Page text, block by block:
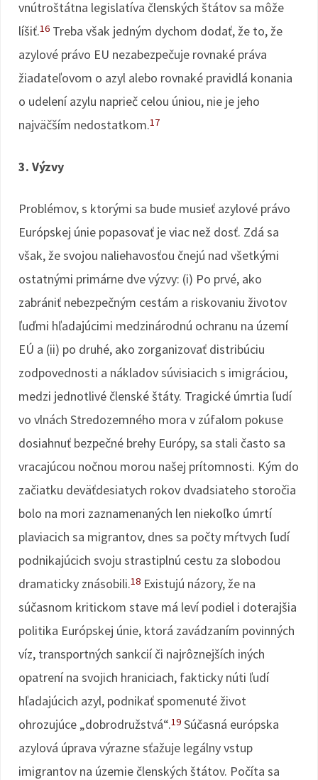
vnútroštátna legislatíva členských štátov sa môže
líšiť.16 Treba však jedným dychom dodať, že to, že
azylové právo EU nezabezpečuje rovnaké práva
žiadateľovom o azyl alebo rovnaké pravidlá konania
o udelení azylu naprieč celou úniou, nie je jeho
najväčším nedostatkom.17
3. Výzvy
Problémov, s ktorými sa bude musieť azylové právo
Európskej únie popasovať je viac než dosť. Zdá sa
však, že svojou naliehavosťou čnejú nad všetkými
ostatnými primárne dve výzvy: (i) Po prvé, ako
zabrániť nebezpečným cestám a riskovaniu životov
ľuďmi hľadajúcimi medzinárodnú ochranu na území
EÚ a (ii) po druhé, ako zorganizovať distribúciu
zodpovednosti a nákladov súvisiacich s imigráciou,
medzi jednotlivé členské štáty. Tragické úmrtia ľudí
vo vlnách Stredozemného mora v zúfalom pokuse
dosiahnuť bezpečné brehy Európy, sa stali často sa
vracajúcou nočnou morou našej prítomnosti. Kým do
začiatku deväťdesiatych rokov dvadsiateho storočia
bolo na mori zaznamenaných len niekoľko úmrtí
plaviacich sa migrantov, dnes sa počty mŕtvych ľudí
podnikajúcich svoju strastiplnú cestu za slobodou
dramaticky znásobili.18 Existujú názory, že na
súčasnom kritickom stave má leví podiel i doterajšia
politika Európskej únie, ktorá zavádzaním povinných
víz, transportných sankcií či najrôznejších iných
opatrení na svojich hraniciach, fakticky núti ľudí
hľadajúcich azyl, podnikať spomenuté život
ohrozujúce „dobrodružstvá“.19 Súčasná európska
azylová úprava výrazne sťažuje legálny vstup
imigrantov na územie členských štátov. Počíta sa